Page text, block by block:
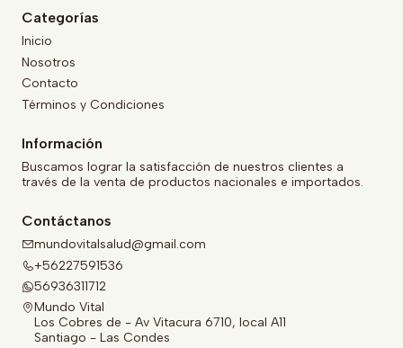
Categorías
Inicio
Nosotros
Contacto
Términos y Condiciones
Información
Buscamos lograr la satisfacción de nuestros clientes a
través de la venta de productos nacionales e importados.
Contáctanos
mundovitalsalud@gmail.com
+56227591536
56936311712
Mundo Vital
Los Cobres de - Av Vitacura 6710, local A11
Santiago - Las Condes